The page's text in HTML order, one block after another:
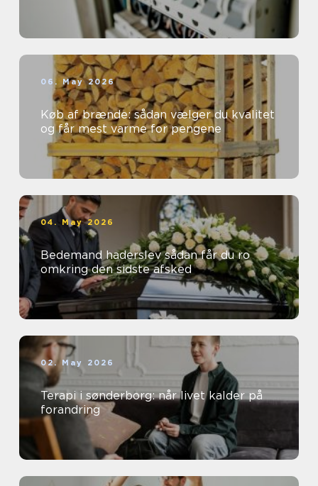
06. May 2026
Køb af brænde: sådan vælger du kvalitet
og får mest varme for pengene
04. May 2026
Bedemand haderslev sådan får du ro
omkring den sidste afsked
02. May 2026
Terapi i sønderborg: når livet kalder på
forandring